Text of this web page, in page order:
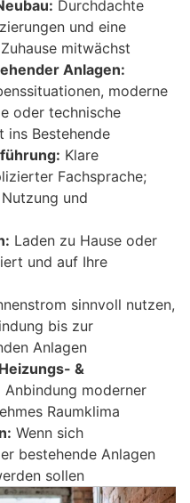
Durchdachte
und eine
mitwächst
Anlagen:
moderne
oder technische
ins Bestehende
Klare
Fachsprache;
und
Laden zu Hause oder
und auf Ihre
sinnvoll nutzen,
bis zur
Anlagen
&
Anbindung moderner
Raumklima
Wenn sich
bestehende Anlagen
sollen